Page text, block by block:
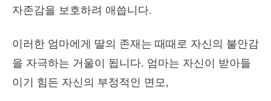
자존감을 보호하려 애씁니다.
이러한 엄마에게 딸의 존재는 때때로 자신의 불안감
을 자극하는 거울이 됩니다. 엄마는 자신이 받아들
이기 힘든 자신의 부정적인 면모,